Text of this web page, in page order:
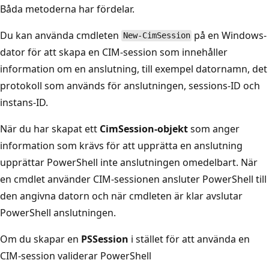
Båda metoderna har fördelar.
Du kan använda cmdleten
New-CimSession på en Windows-
dator för att skapa en CIM-session som innehåller
information om en anslutning, till exempel datornamn, det
protokoll som används för anslutningen, sessions-ID och
instans-ID.
När du har skapat ett CimSession-objektsom anger
information som krävs för att upprätta en anslutning
upprättar PowerShell inte anslutningen omedelbart. När
en cmdlet använder CIM-sessionen ansluter PowerShell till
den angivna datorn och när cmdleten är klar avslutar
PowerShell anslutningen.
Om du skapar en PSSession i stället för att använda en
CIM-session validerar PowerShell